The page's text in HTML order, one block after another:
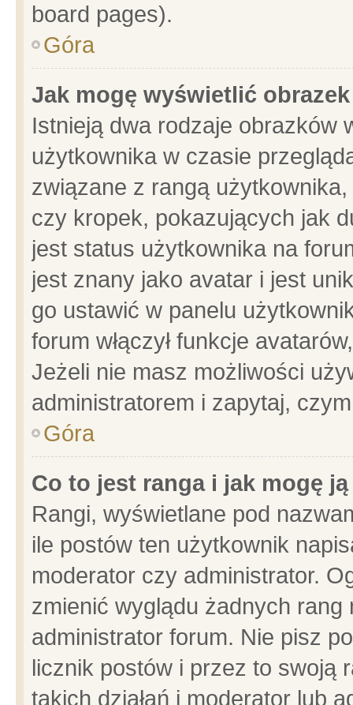
board pages).
Góra
Jak mogę wyświetlić
Istnieją dwa rodzaje obrazków
użytkownika w czasie
związane z rangą
czy kropek, pokazujących jak
jest status użytkownika na
jest znany jako avatar i jest
go ustawić w panelu
forum włączył funkcje
Jeżeli nie masz możliwości
administratorem i zapytaj,
Góra
Co to jest ranga i jak mogę
Rangi, wyświetlane pod
ile postów ten użytkownik
moderator czy administrator.
zmienić wyglądu żadnych
administrator forum. Nie pisz
licznik postów i przez to swoją
takich działań i moderator lub